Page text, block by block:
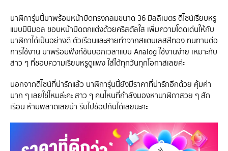
นาฬิการุ่นนี้มาพร้อมหน้าปัดทรงกลมขนาด 36 มิลลิเมตร ดีไซน์เรียบหรู
แบบมินิมอล ขอบหน้าปัดตกแต่งด้วยคริสตัลใส เพิ่มความโดดเด่นให้กับ
นาฬิกาได้เป็นอย่างดี ตัวเรือนและสายทำจากสแตนเลสสีทอง ทนทานต่อ
การใช้งาน มาพร้อมฟังก์ชันบอกเวลาแบบ Analog ใช้งานง่าย เหมาะกับ
สาว ๆ ที่ชอบความเรียบหรูดูแพง ใส่ได้ทุกวันทุกโอกาสเลยค่ะ
นอกจากดีไซน์ที่น่ารักแล้ว นาฬิการุ่นนี้ยังมีราคาที่น่ารักอีกด้วย คุ้มค่า
มาก ๆ เลยใช่ไหมล่ะคะ สาว ๆ คนไหนที่กำลังมองหานาฬิกาสวย ๆ สัก
เรือน ห้ามพลาดเลยน้า รีบไปช้อปกันได้เลยนะคะ